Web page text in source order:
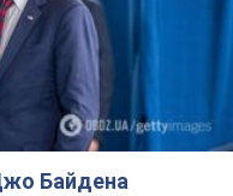
Байдена